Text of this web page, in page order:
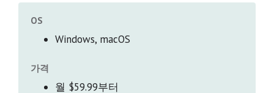
OS
Windows, macOS
가격
월 $59.99부터